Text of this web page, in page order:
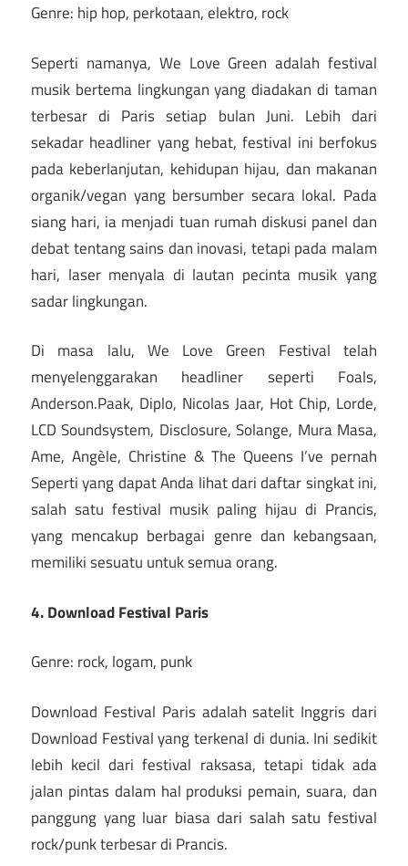
Genre: hip hop, perkotaan, elektro, rock
Seperti namanya, We Love Green adalah festival
musik bertema lingkungan yang diadakan di taman
terbesar di Paris setiap bulan Juni. Lebih dari
sekadar headliner yang hebat, festival ini berfokus
pada keberlanjutan, kehidupan hijau, dan makanan
organik/vegan yang bersumber secara lokal. Pada
siang hari, ia menjadi tuan rumah diskusi panel dan
debat tentang sains dan inovasi, tetapi pada malam
hari, laser menyala di lautan pecinta musik yang
sadar lingkungan.
Di masa lalu, We Love Green Festival telah
menyelenggarakan headliner seperti Foals,
Anderson.Paak, Diplo, Nicolas Jaar, Hot Chip, Lorde,
LCD Soundsystem, Disclosure, Solange, Mura Masa,
Ame, Angèle, Christine & The Queens I’ve pernah
Seperti yang dapat Anda lihat dari daftar singkat ini,
salah satu festival musik paling hijau di Prancis,
yang mencakup berbagai genre dan kebangsaan,
memiliki sesuatu untuk semua orang.
4. Download Festival Paris
Genre: rock, logam, punk
Download Festival Paris adalah satelit Inggris dari
Download Festival yang terkenal di dunia. Ini sedikit
lebih kecil dari festival raksasa, tetapi tidak ada
jalan pintas dalam hal produksi pemain, suara, dan
panggung yang luar biasa dari salah satu festival
rock/punk terbesar di Prancis.